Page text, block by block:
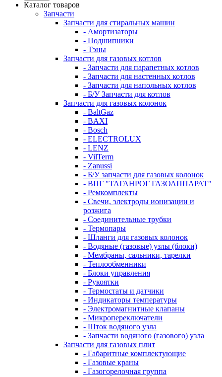
Каталог товаров
Запчасти
Запчасти для стиральных машин
- Амортизаторы
- Подшипники
- Тэны
Запчасти для газовых котлов
- Запчасти для парапетных котлов
- Запчасти для настенных котлов
- Запчасти для напольных котлов
- Б/У Запчасти для котлов
Запчасти для газовых колонок
- BaltGaz
- BAXI
- Bosch
- ELECTROLUX
- LENZ
- VilTerm
- Zanussi
- Б/У запчасти для газовых колонок
- ВПГ "ТАГАНРОГ ГАЗОАППАРАТ"
- Ремкомплекты
- Свечи, электроды ионизации и
розжига
- Соединительные трубки
- Термопары
- Шланги для газовых колонок
- Водяные (газовые) узлы (блоки)
- Мембраны, сальники, тарелки
- Теплообменники
- Блоки управления
- Рукоятки
- Термостаты и датчики
- Индикаторы температуры
- Электромагнитные клапаны
- Микропереключатели
- Шток водяного узла
- Запчасти водяного (газового) узла
Запчасти для газовых плит
- Габаритные комплектующие
- Газовые краны
- Газогорелочная группа